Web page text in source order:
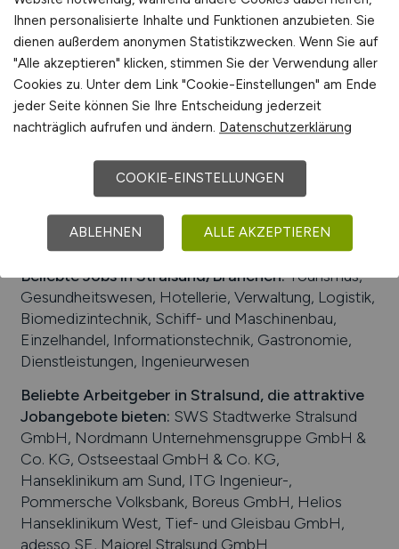
Verkehrsanbindungen:Bundessstraßen B 105, B
194 und B 96, Stralsund Hauptbahnhof, Flughafen
Barth, internationale Flughafen Rostock-Laage,
Flugplatz Stralsund, Stadthafen Stralsund, Seehafen
Stralsund für Frachtschiffe
Negast, Mecklenburg-Vorpommern, Vorpommern-
Rügen, Greifswald, Grimmen, Ribnitz-Damgarten,
Universitäten/Hochschulen:Hochschule Stralsund
Beliebte Jobs inStralsund/Branchen:Tourismus,
Gesundheitswesen, Hotellerie, Verwaltung, Logistik,
Biomedizintechnik, Schiff- und Maschinenbau,
Einzelhandel, Informationstechnik, Gastronomie,
Dienstleistungen, Ingenieurwesen
Beliebte Arbeitgeber in Stralsund, die attraktive
Jobangebote bieten: SWS Stadtwerke Stralsund
GmbH, Nordmann Unternehmensgruppe GmbH &
Co. KG, Ostseestaal GmbH & Co. KG,
Hanseklinikum am Sund, ITG Ingenieur-,
Pommersche Volksbank, Boreus GmbH, Helios
Hanseklinikum West, Tief- und Gleisbau GmbH,
adesso SE, Majorel Stralsund GmbH
Ihnen personalisierte Inhalte und Funktionen anzubieten. Sie
dienen außerdem anonymen Statistikzwecken. Wenn Sie auf
"Alle akzeptieren" klicken, stimmen Sie der Verwendung aller
Cookies zu. Unter dem Link "Cookie-Einstellungen" am Ende
jeder Seite können Sie Ihre Entscheidung jederzeit
nachträglich aufrufen und ändern. Datenschutzerklärung
COOKIE-EINSTELLUNGEN
ABLEHNEN ALLE AKZEPTIEREN